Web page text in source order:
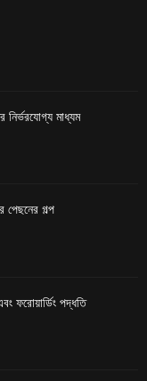
নির্ভরযোগ্য মাধ্যম
পেছনের গল্প
ফরোয়ার্ডিং পদ্ধতি